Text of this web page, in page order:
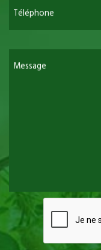
Téléphone
Message